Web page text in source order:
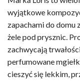
wyjątkowe
zapachami do domu
żele pod prysznic.
zachwycają
perfumowane
cieszyć się lekkim,